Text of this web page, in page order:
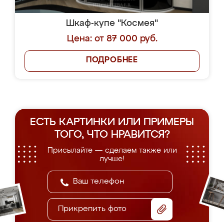
Шкаф-купе "Космея"
Цена: от 87 000 руб.
ПОДРОБНЕЕ
ЕСТЬ КАРТИНКИ ИЛИ ПРИМЕРЫ
ТОГО, ЧТО НРАВИТСЯ?
Присылайте — сделаем также или
лучше!
Прикрепить фото